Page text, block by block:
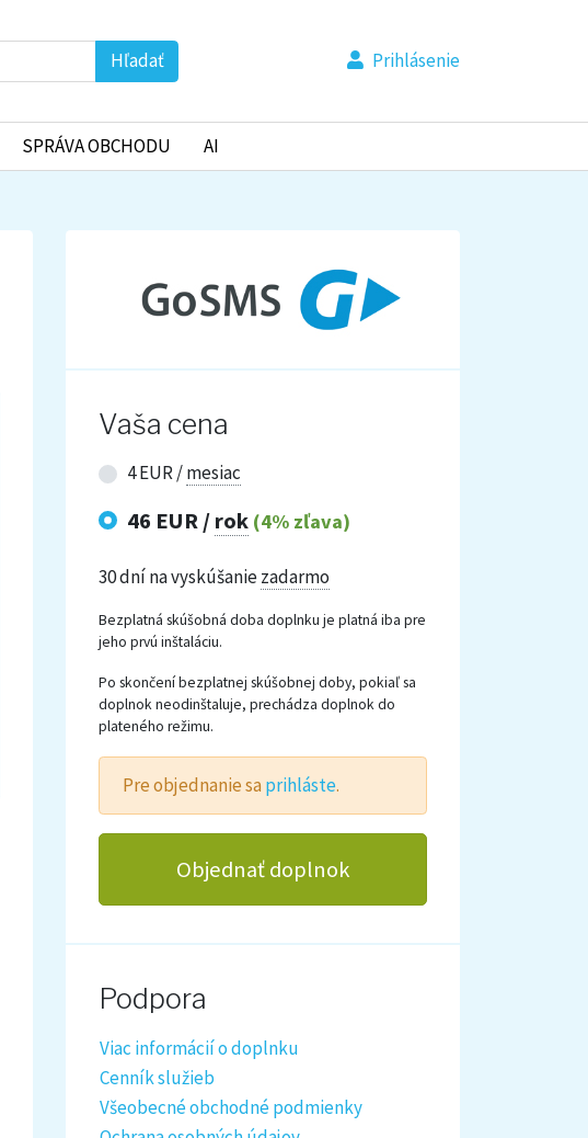
Hľadať Prihlásenie
SPRÁVA OBCHODU AI
Vaša cena
4 EUR /mesiac
46 EUR /rok(4% zľava)
30 dní na vyskúšaniezadarmo
Bezplatná skúšobná doba doplnku je platná iba pre
jeho prvú inštaláciu.
Po skončení bezplatnej skúšobnej doby, pokiaľ sa
doplnok neodinštaluje, prechádza doplnok do
plateného režimu.
Pre objednanie sa prihláste.
Objednať doplnok
Podpora
Viac informácií o doplnku
Cenník služieb
Všeobecné obchodné podmienky